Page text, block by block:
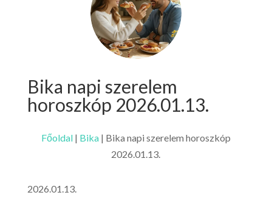
Bika napi szerelem
horoszkóp 2026.01.13.
Főoldal| Bika| Bika napi szerelem horoszkóp
2026.01.13.
2026.01.13.